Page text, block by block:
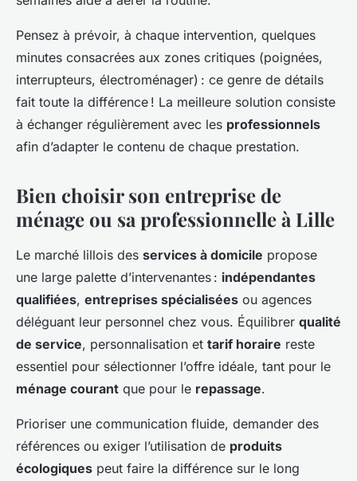
Pensez à prévoir, à chaque intervention, quelques
minutes consacrées aux zones critiques (poignées,
interrupteurs, électroménager) : ce genre de détails
fait toute la différence ! La meilleure solution consiste
à échanger régulièrement avec les professionnels
afin d’adapter le contenu de chaque prestation.
Bien choisir son entreprise de
ménage ou sa professionnelle à Lille
Le marché lillois des services à domicile propose
une large palette d’intervenantes : indépendantes
qualifiées, entreprises spécialisées ou agences
déléguant leur personnel chez vous. Équilibrer qualité
de service, personnalisation et tarif horaire reste
essentiel pour sélectionner l’offre idéale, tant pour le
ménage courant que pour le repassage.
Prioriser une communication fluide, demander des
références ou exiger l’utilisation de produits
écologiques peut faire la différence sur le long